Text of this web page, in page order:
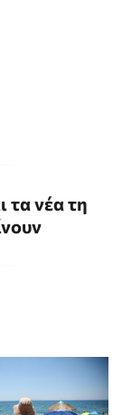
τα νέα τη